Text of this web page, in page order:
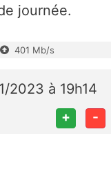
journée.
401 Mb/s
2023 à 19h14
+ -